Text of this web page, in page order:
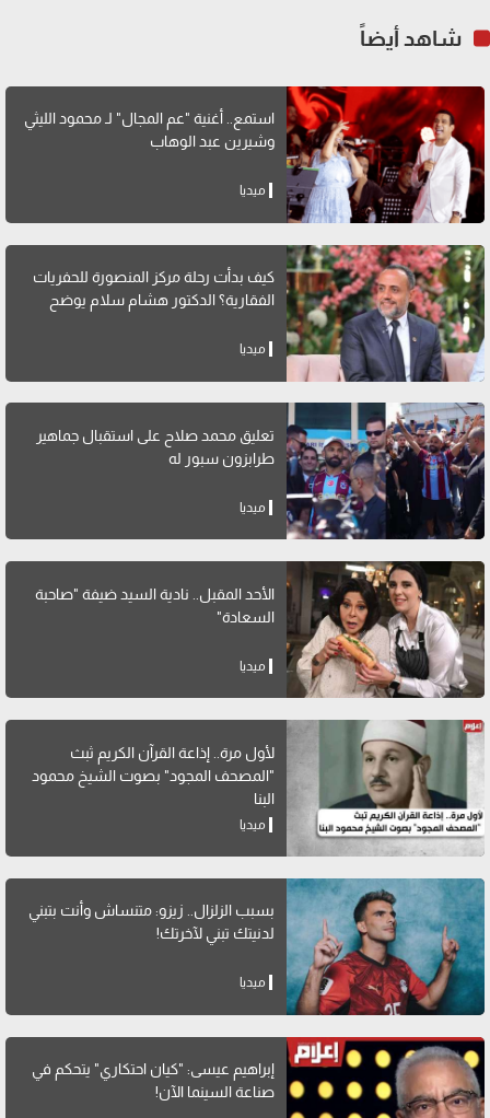
شاهد أيضاً
استمع.. أغنية "عم المجال" لـ محمود الليثي
وشيرين عبد الوهاب
ميديا
كيف بدأت رحلة مركز المنصورة للحفريات
الفقارية؟ الدكتور هشام سلام يوضح
ميديا
تعليق محمد صلاح على استقبال جماهير
طرابزون سبور له
ميديا
الأحد المقبل.. نادية السيد ضيفة "صاحبة
السعادة"
ميديا
لأول مرة.. إذاعة القرآن الكريم ثبث
"المصحف المجود" بصوت الشيخ محمود
البنا
ميديا
بسبب الزلزال.. زيزو: متنساش وأنت بتبني
لدنيتك تبني لآخرتك!
ميديا
إبراهيم عيسى: "كيان احتكاري" يتحكم في
صناعة السينما الآن!